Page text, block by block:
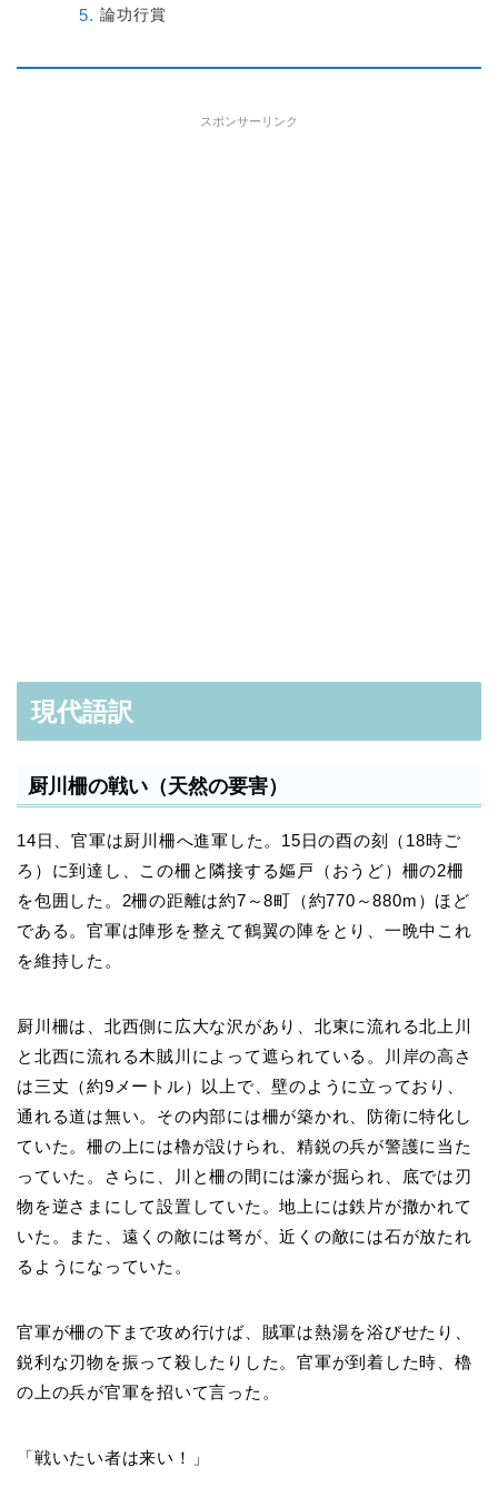
論功行賞
スポンサーリンク
現代語訳
厨川柵の戦い（天然の要害）
14日、官軍は厨川柵へ進軍した。15日の酉の刻（18時ご
ろ）に到達し、この柵と隣接する嫗戸（おうど）柵の2柵
を包囲した。2柵の距離は約7～8町（約770～880m）ほど
である。官軍は陣形を整えて鶴翼の陣をとり、一晩中これ
を維持した。
厨川柵は、北西側に広大な沢があり、北東に流れる北上川
と北西に流れる木賊川によって遮られている。川岸の高さ
は三丈（約9メートル）以上で、壁のように立っており、
通れる道は無い。その内部には柵が築かれ、防衛に特化し
ていた。柵の上には櫓が設けられ、精鋭の兵が警護に当た
っていた。さらに、川と柵の間には濠が掘られ、底では刃
物を逆さまにして設置していた。地上には鉄片が撒かれて
いた。また、遠くの敵には弩が、近くの敵には石が放たれ
るようになっていた。
官軍が柵の下まで攻め行けば、賊軍は熱湯を浴びせたり、
鋭利な刃物を振って殺したりした。官軍が到着した時、櫓
の上の兵が官軍を招いて言った。
「戦いたい者は来い！」